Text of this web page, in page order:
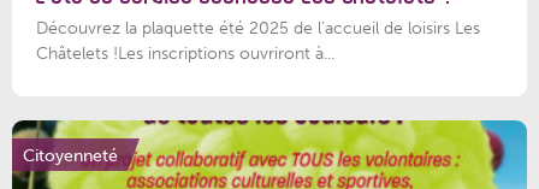
Découvrez la plaquette été 2025 de l’accueil de loisirs Les
Châtelets !Les inscriptions ouvriront à...
Citoyenneté